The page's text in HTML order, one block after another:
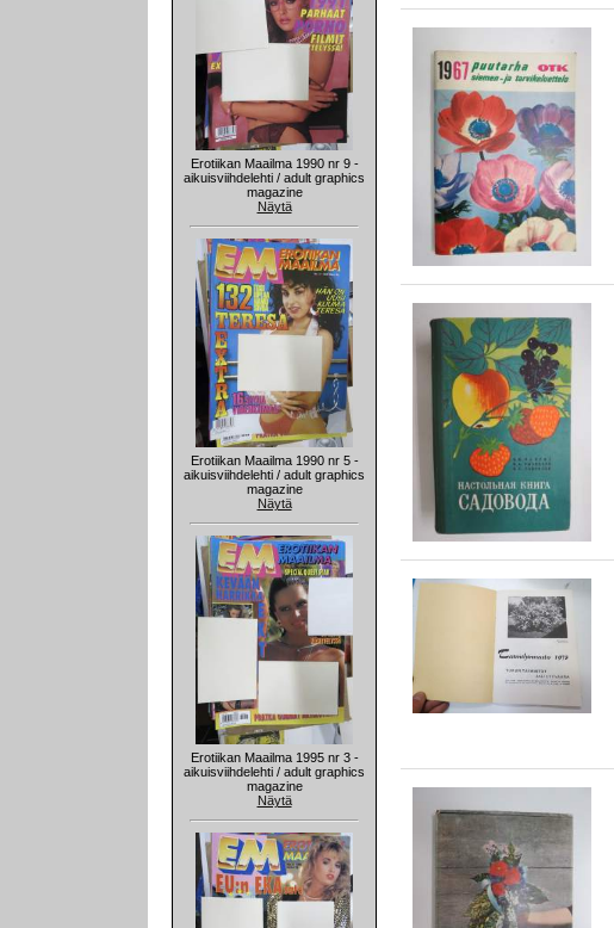
Erotiikan Maailma 1990 nr 9 -
aikuisviihdelehti / adult graphics
magazine
Näytä
Erotiikan Maailma 1990 nr 5 -
aikuisviihdelehti / adult graphics
magazine
Näytä
Erotiikan Maailma 1995 nr 3 -
aikuisviihdelehti / adult graphics
magazine
Näytä